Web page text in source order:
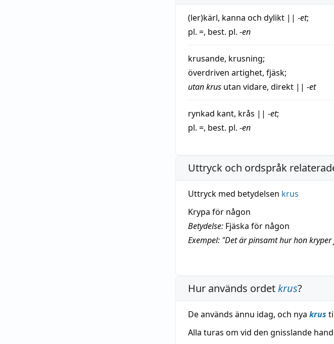
(ler)kärl, kanna och dylikt || -et;
pl. =, best. pl. -en
krusande, krusning;
överdriven artighet, fjäsk;
utan krus utan vidare, direkt || -et
rynkad kant, krås || -et;
pl. =, best. pl. -en
Uttryck och ordspråk
Uttryck med betydelsen krus
Krypa för någon
Betydelse: Fjäska för någon
Exempel: "Det är pinsamt hur hon
Hur används ordetkrus?
De används ännu idag, och nya krus
Alla turas om vid den gnisslande